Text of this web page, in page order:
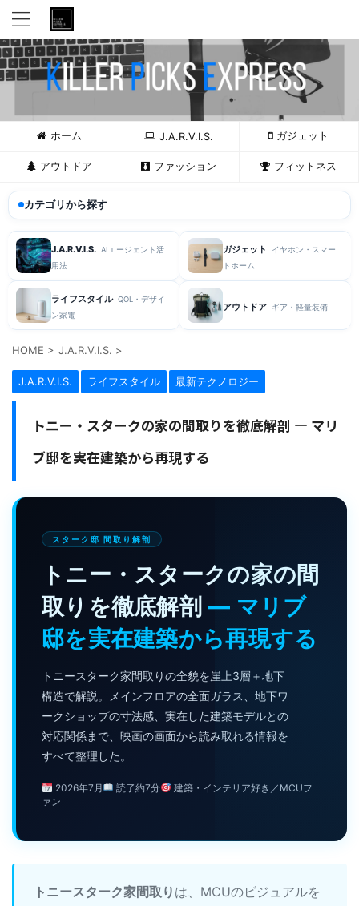
ホーム J.A.R.V.I.S. ガジェット
アウトドア ファッション フィットネス
カテゴリから探す
J.A.R.V.I.S. AIエージェント活
用法
ガジェット
イヤホン・スマー
トホーム
ライフスタイル QOL・デザイ
ン家電
アウトドア ギア・軽量装備
HOME > J.A.R.V.I.S. >
J.A.R.V.I.S. ライフスタイル 最新テクノロジー
トニー・スタークの家の間取りを徹底解剖 — マリ
ブ邸を実在建築から再現する
スターク邸 間取り解剖
トニー・スタークの家の間
取りを徹底解剖 — マリブ
邸を実在建築から再現する
トニースターク家間取りの全貌を崖上3層＋地下
構造で解説。メインフロアの全面ガラス、地下ワ
ークショップの寸法感、実在した建築モデルとの
対応関係まで、映画の画面から読み取れる情報を
すべて整理した。
2026年7月 読了約7分
建築・インテリア好き／MCUフ
ァン
トニースターク家間取り は、MCUのビジュアルを